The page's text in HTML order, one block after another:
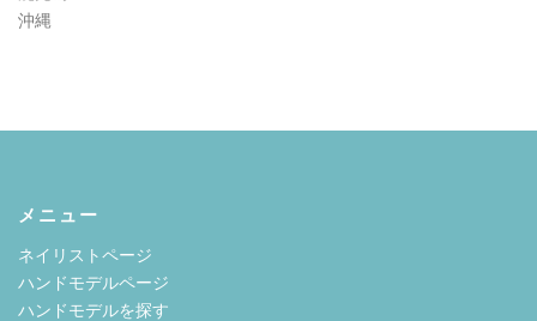
沖縄
メニュー
ネイリストページ
ハンドモデルページ
ハンドモデルを探す